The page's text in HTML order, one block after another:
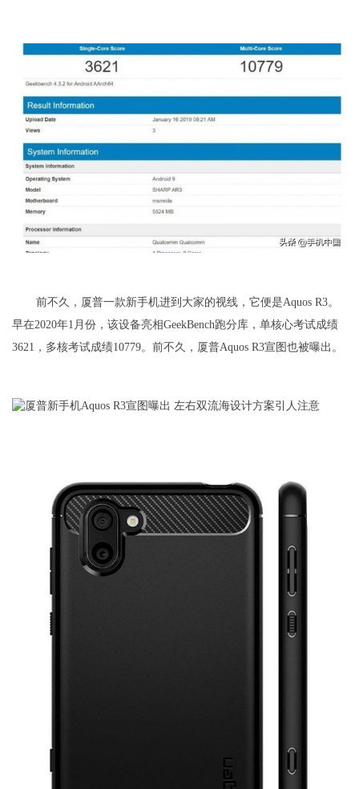
前不久，厦普一款新手机进到大家的视线，它便是Aquos R3。
早在2020年1月份，该设备亮相GeekBench跑分库，单核心考试成绩
3621，多核考试成绩10779。前不久，厦普Aquos R3宣图也被曝出。